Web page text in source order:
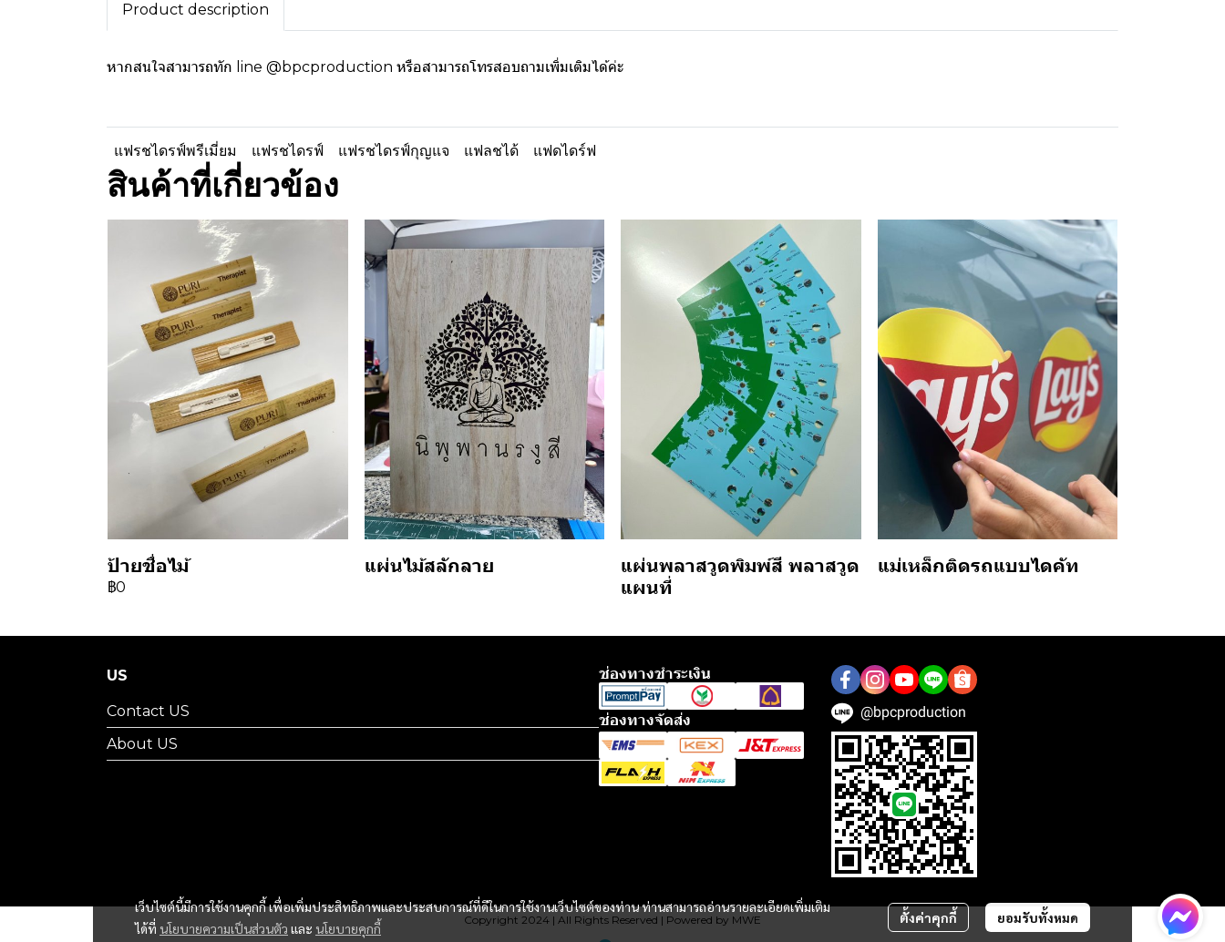
Product description
หากสนใจสามารถทัก line @bpcproduction หรือสามารถโทรสอบถามเพิ่มเติมได้ค่ะ
แฟรชไดรฟ์พรีเมี่ยม แฟรชไดรฟ์ แฟรชไดรฟ์กุญแจ แฟลชได้ แฟดไดร์ฟ
สินค้าที่เกี่ยวข้อง
ป้ายชื่อไม้
฿0
แผ่นไม้สลักลาย
แผ่นพลาสวูดพิมพ์สี พลาสวูด
แผนที่
แม่เหล็กติดรถแบบไดคัท
เว็บไซต์นี้มีการใช้งานคุกกี้ เพื่อเพิ่มประสิทธิภาพและประสบการณ์ที่ดีในการใช้งานเว็บไซต์ของท่าน ท่านสามารถอ่านรายละเอียดเพิ่มเติม
ได้ที่ นโยบายความเป็นส่วนตัว และ นโยบายคุกกี้
ตั้งค่าคุกกี้ ยอมรับทั้งหมด
US
Contact US
About US
ช่องทางชำระเงิน
ช่องทางจัดส่ง @bpcproduction
Copyright 2024 | All Rights Reserved | Powered by MWE